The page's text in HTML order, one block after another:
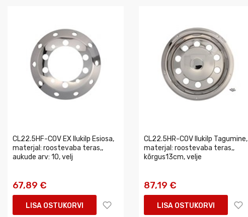
CL22.5HF-COV EX Ilukilp Esiosa,
materjal: roostevaba teras,,
aukude arv: 10, velj
67,89 €
LISA OSTUKORVI
CL22.5HR-COV Ilukilp Tagumine,
materjal: roostevaba teras,,
kõrgus13cm, velje
87,19 €
LISA OSTUKORVI